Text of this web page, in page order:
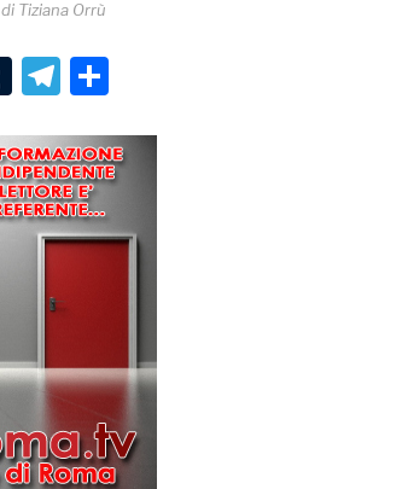
Tiziana Orrù
TumblrTelegram